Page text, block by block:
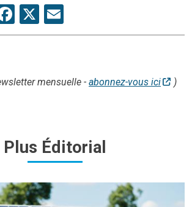
Facebook
X
mensuelle - abonnez-vous ici )
Plus Éditorial